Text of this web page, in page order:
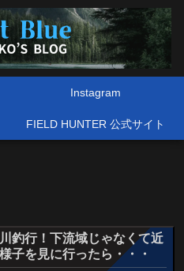
Instagram
FIELD HUNTER 公式サイト
釣行！下流域じゃなくて近
子を見に行ったら・・・